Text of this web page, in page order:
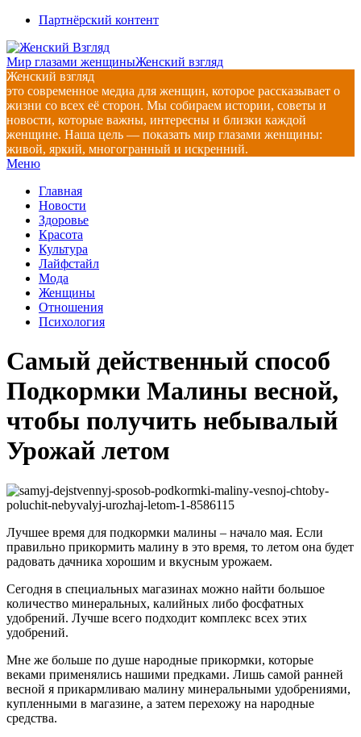
Перейти
содержимому
Партнёрский контент
Мир глазами женщиныЖенский взгляд
Женский взгляд
это современное медиа для женщин, которое рассказывает о
жизни со всех её сторон. Мы собираем истории, советы и
новости, которые важны, интересны и близки каждой
женщине. Наша цель — показать мир глазами женщины:
живой, яркий, многогранный и искренний.
Главное
меню
Меню
Главная
Новости
Здоровье
Красота
Культура
Лайфстайл
Мода
Женщины
Отношения
Психология
Самый действенный способ
Подкормки Малины весной,
чтобы получить небывалый
Урожай летом
Лучшее время для подкормки малины – начало мая. Если
правильно прикормить малину в это время, то летом она будет
радовать дачника хорошим и вкусным урожаем.
Сегодня в специальных магазинах можно найти большое
количество минеральных, калийных либо фосфатных
удобрений. Лучше всего подходит комплекс всех этих
удобрений.
Мне же больше по душе народные прикормки, которые
веками применялись нашими предками. Лишь самой ранней
весной я прикармливаю малину минеральными удобрениями,
купленными в магазине, а затем перехожу на народные
средства.